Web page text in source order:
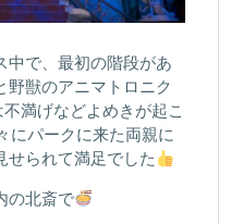
中で、最初の階段があ
野獣のアニマトロニク
満げなどよめきが起こ
にパークに来た両親に
せられて満足でした
の北斎で